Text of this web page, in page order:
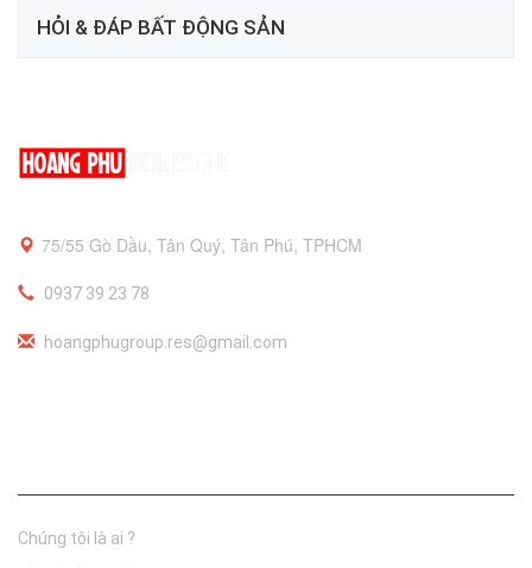
HỎI & ĐÁP BẤT ĐỘNG SẢN
75/55 Gò Dầu, Tân Quý, Tân Phú, TPHCM
0937 39 23 78
hoangphugroup.res@gmail.com
Chúng tôi là ai ?